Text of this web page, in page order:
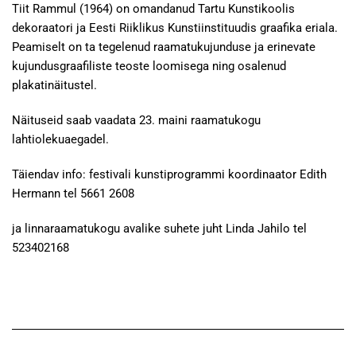
Tiit Rammul (1964) on omandanud Tartu Kunstikoolis
dekoraatori ja Eesti Riiklikus Kunstiinstituudis graafika eriala.
Peamiselt on ta tegelenud raamatukujunduse ja erinevate
kujundusgraafiliste teoste loomisega ning osalenud
plakatinäitustel.
Näituseid saab vaadata 23. maini raamatukogu
lahtiolekuaegadel.
Täiendav info: festivali kunstiprogrammi koordinaator Edith
Hermann tel 5661 2608
ja linnaraamatukogu avalike suhete juht Linda Jahilo tel
523402168